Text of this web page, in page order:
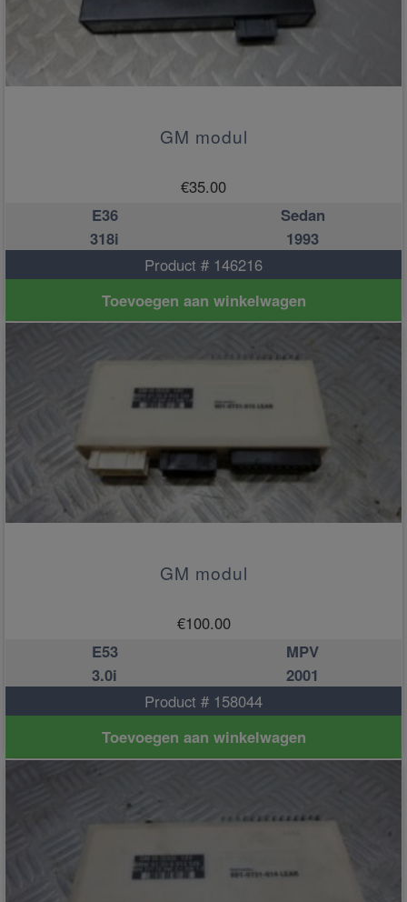
GM modul
€35.00
E36
Sedan
318i
1993
Product # 146216
Toevoegen aan winkelwagen
GM modul
€100.00
E53
MPV
3.0i
2001
Product # 158044
Toevoegen aan winkelwagen